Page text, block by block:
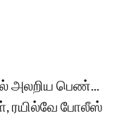
அலறிய பெண்...
ரயில்வே போலீஸ்